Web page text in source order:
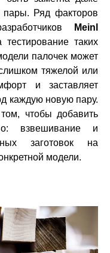
Ряд факторов
Meinl
таких
палочек может
тяжелой или
и заставляет
каждую новую пару.
чтобы добавить
взвешивание и
заготовок на
модели.